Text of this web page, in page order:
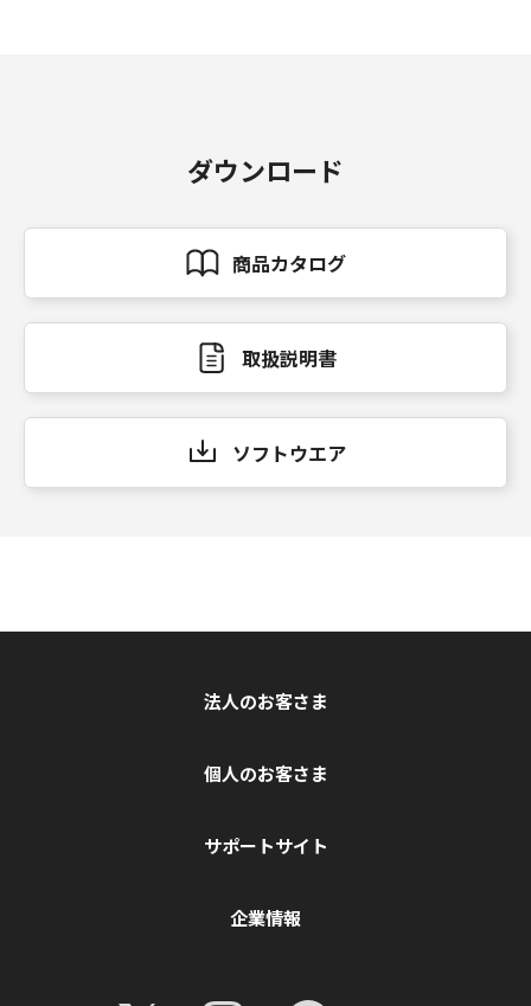
ダウンロード
商品カタログ
取扱説明書
ソフトウエア
法人のお客さま
個人のお客さま
サポートサイト
企業情報